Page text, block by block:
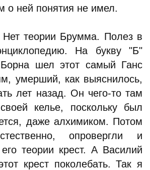
о ней понятия не имел.
Нет теории Брумма. Полез в
На букву "Б"
шел этот самый Ганс
умерший, как выяснилось,
лет назад. Он чего-то там
келье, поскольку был
даже алхимиком. Потом
опровергли и
теории крест. А Василий
крест поколебать. Так я